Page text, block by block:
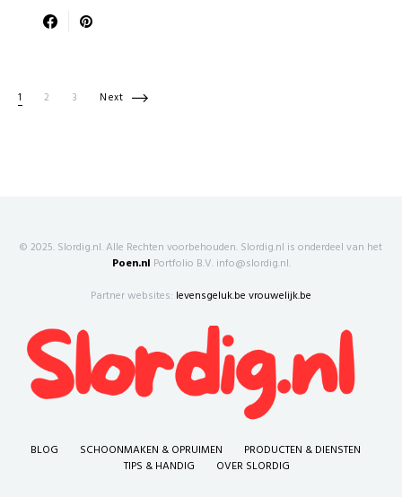
Berichten paginering
1 2 3 Next
© 2025. Slordig.nl. Alle Rechten voorbehouden. Slordig.nl is onderdeel van het
Poen.nl Portfolio B.V. info@slordig.nl.
Partner websites: levensgeluk.be vrouwelijk.be
BLOG SCHOONMAKEN & OPRUIMEN
PRODUCTEN & DIENSTEN
TIPS & HANDIG
OVER SLORDIG